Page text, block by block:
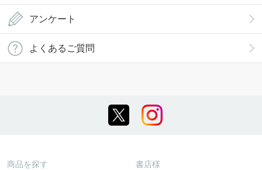
アンケート
よくあるご質問
商品を探す 書店様